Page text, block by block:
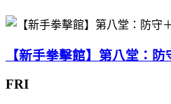
【新手拳擊館】第八堂：
FRI